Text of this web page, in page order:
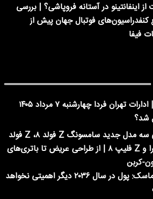
اینفانتینو در آستانه فروپاشی؟ | بررسی
کنفدراسیون‌های فوتبال جهان پیش از
فیفا
فوری | ادارات تهران فردا چهارشنبه ۷ مرداد ۱۴۰۵
شد؟
معرفی سه مدل جدید سامسونگ Z فولد ۸، Z فولد
۸ اولترا و Z فلیپ ۸ | از طراحی عریض تا باتری‌های
کربن
ایلان ماسک: پول در سال ۲۰۳۶ دیگر اهمیتی نخواهد